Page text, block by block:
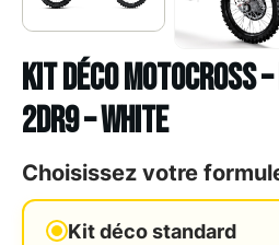
Kit déco Motocross –
2DR9 – WHITE
Choisissez votre
Kit déco standard